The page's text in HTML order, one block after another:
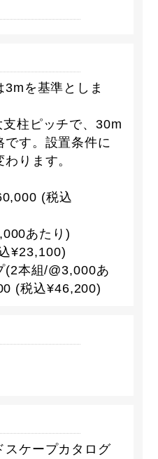
3mを基準としま
柱ピッチで、30m
です。設置条件に
ります。
(税込
あたり)
¥23,100)
(2本組/@3,000あ
(税込¥46,200)
スケープカタログ